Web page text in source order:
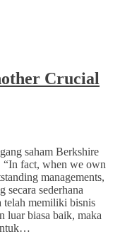
Crucial
saham Berkshire
“In fact, when we own
managements,
sederhana
telah memiliki bisnis
luar biasa baik, maka